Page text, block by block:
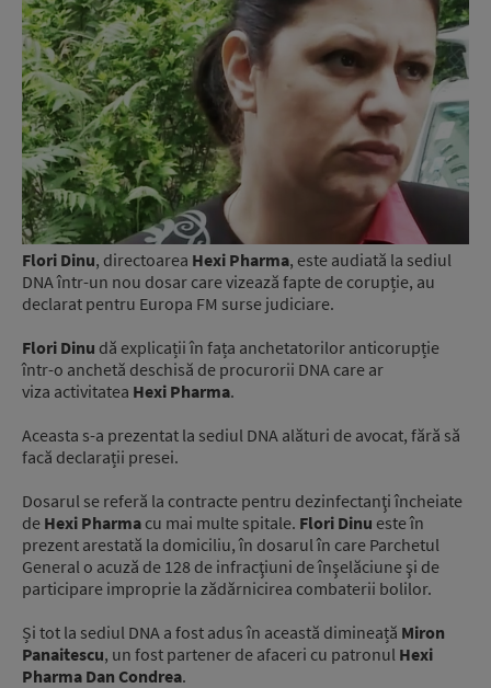
Flori Dinu, directoarea Hexi Pharma, este audiată la sediul
DNA într-un nou dosar care vizează fapte de corupție, au
declarat pentru Europa FM surse judiciare.
Flori Dinu dă explicații în fața anchetatorilor anticorupție
într-o anchetă deschisă de procurorii DNA care ar
viza activitatea Hexi Pharma.
Aceasta s-a prezentat la sediul DNA alături de avocat, fără să
facă declarații presei.
Dosarul se referă la contracte pentru dezinfectanţi încheiate
de Hexi Pharma cu mai multe spitale. Flori Dinu este în
prezent arestată la domiciliu, în dosarul în care Parchetul
General o acuză de 128 de infracţiuni de înşelăciune şi de
participare improprie la zădărnicirea combaterii bolilor.
Și tot la sediul DNA a fost adus în această dimineață Miron
Panaitescu, un fost partener de afaceri cu patronul Hexi
Pharma Dan Condrea.